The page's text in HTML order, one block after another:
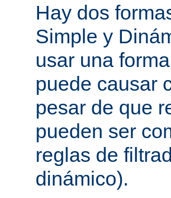
Hay dos
Simple y
usar una
puede causar
pesar de que
pueden ser
reglas de
dinámico).